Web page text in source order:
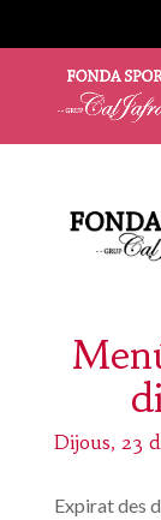
Dijous, 23
Expirat des